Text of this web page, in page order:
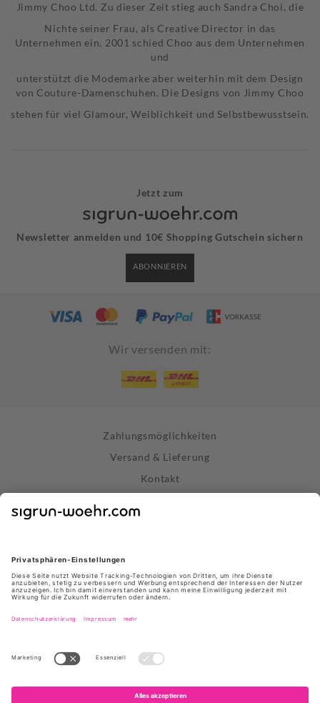
Jimmy Choo Ltd. Zu dieser Zeit stieg auch Sandra Choi, die
Nichte seiner Frau, als Creative Director in das
Unternehmen ein. 2001 schied Choo aus dem Unternehmen
und
unterstützt die Modemarke aber weiterhin mit dem Design
von Couture-Damenschuhen. Die Designs von Jimmy Choo
stehen für viel Glamour, Weiblichkeit und Selbstbewusstsein.
Jetzt zum
Newsletter anmelden und 10€ Shopping Gutschein sichern
ABONNIEREN
Wir versenden mit:
Zahlungsmöglichkeiten
Versand & Lieferung
Kontakt
Impressum